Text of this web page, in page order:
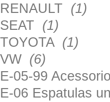
RENAULT (1)
SEAT (1)
TOYOTA (1)
VW (6)
E-05-99
E-06 Espatulas